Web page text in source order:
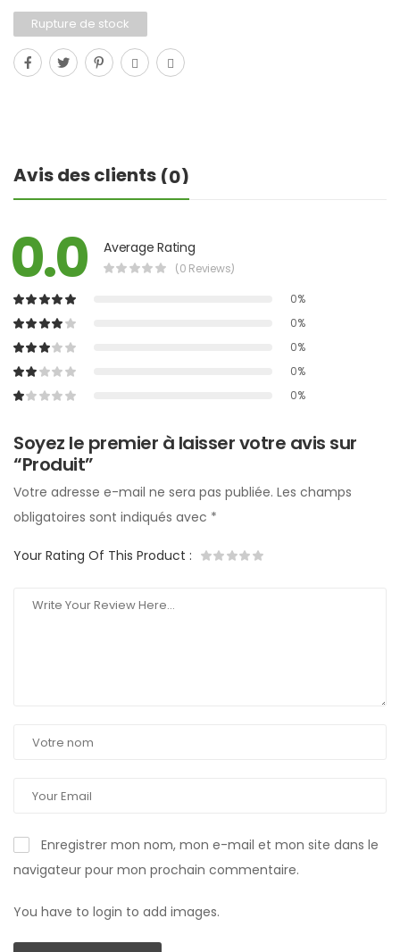
Rupture de stock
Avis des clients (0)
0.0 Average Rating
(0 Reviews)
0%
0%
0%
0%
0%
Soyez le premier à laisser votre avis sur
“Produit”
Votre adresse e-mail ne sera pas publiée. Les champs
obligatoires sont indiqués avec *
Your Rating Of This Product :
Enregistrer mon nom, mon e-mail et mon site dans le
navigateur pour mon prochain commentaire.
You have to login to add images.